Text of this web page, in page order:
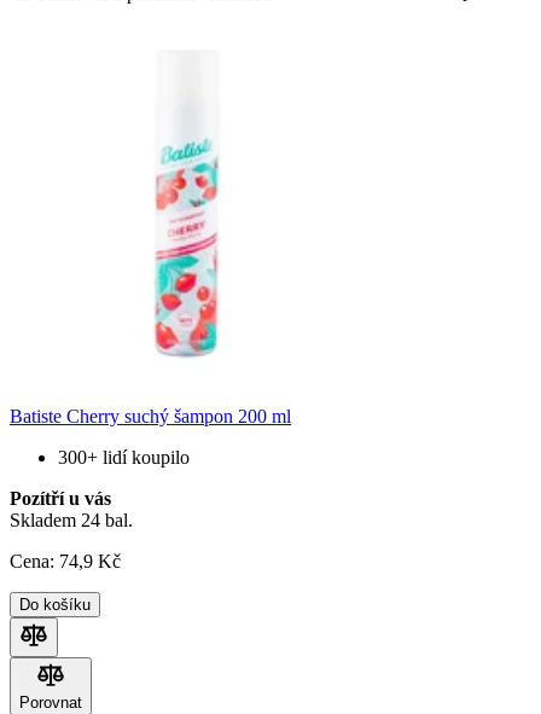
Batiste Cherry suchý šampon 200 ml
300+ lidí koupilo
Pozítří u vás
Skladem 24 bal.
Cena: 74,9 Kč
Do košíku
Porovnat
Porovnat